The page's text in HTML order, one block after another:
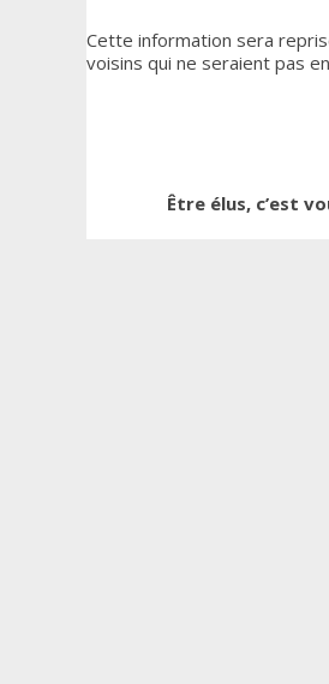
Cette information sera
voisins qui ne seraient pas
Être élus, c’est